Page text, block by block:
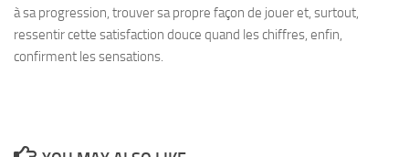
à sa progression, trouver sa propre façon de jouer et, surtout,
ressentir cette satisfaction douce quand les chiffres, enfin,
confirment les sensations.